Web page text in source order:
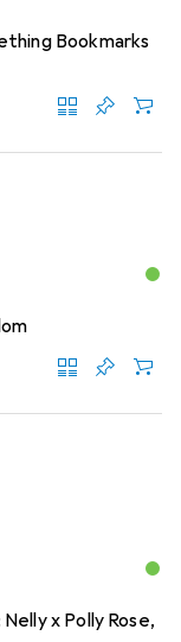
Bookmarks
x Polly Rose,